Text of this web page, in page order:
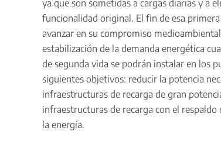
ya que son sometidas a cargas diarias y a
funcionalidad original. El fin de esa
avanzar en su compromiso
estabilización de la demanda energética
de segunda vida se podrán instalar en los
siguientes objetivos: reducir la potencia
infraestructuras de recarga de gran
infraestructuras de recarga con el
la energía.